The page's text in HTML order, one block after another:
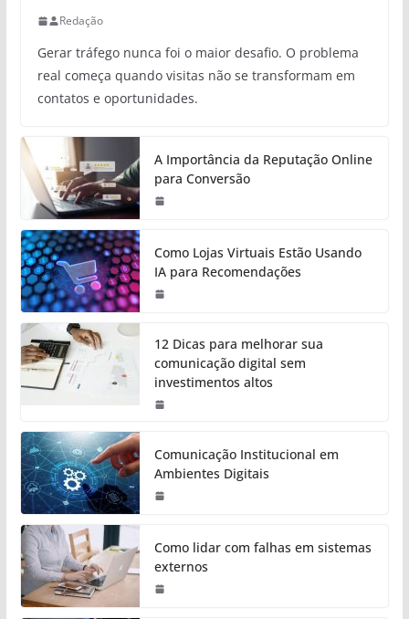
Redação
Gerar tráfego nunca foi o maior desafio. O problema
real começa quando visitas não se transformam em
contatos e oportunidades.
A Importância da Reputação Online
para Conversão
Como Lojas Virtuais Estão Usando
IA para Recomendações
12 Dicas para melhorar sua
comunicação digital sem
investimentos altos
Comunicação Institucional em
Ambientes Digitais
Como lidar com falhas em sistemas
externos